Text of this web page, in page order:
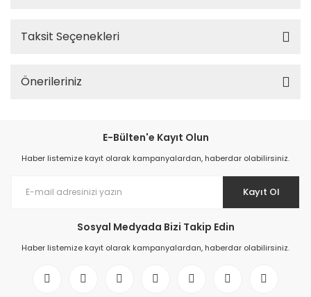
Taksit Seçenekleri
Önerileriniz
E-Bülten'e Kayıt Olun
Haber listemize kayıt olarak kampanyalardan, haberdar olabilirsiniz.
Kayıt Ol
Sosyal Medyada Bizi Takip Edin
Haber listemize kayıt olarak kampanyalardan, haberdar olabilirsiniz.